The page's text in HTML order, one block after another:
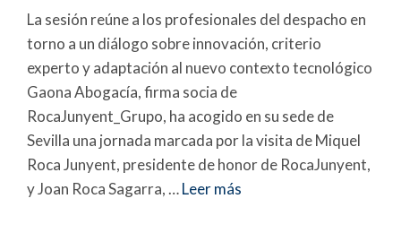
La sesión reúne a los profesionales del despacho en
torno a un diálogo sobre innovación, criterio
experto y adaptación al nuevo contexto tecnológico
Gaona Abogacía, firma socia de
RocaJunyent_Grupo, ha acogido en su sede de
Sevilla una jornada marcada por la visita de Miquel
Roca Junyent, presidente de honor de RocaJunyent,
y Joan Roca Sagarra, …Leer más